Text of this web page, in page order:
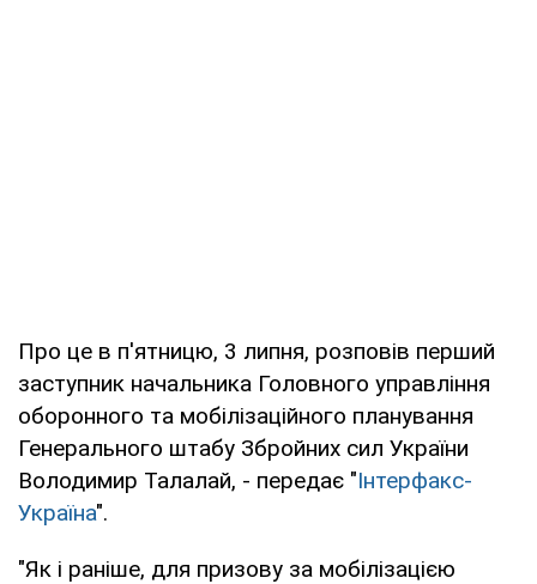
Про це в п'ятницю, 3 липня, розповів перший
заступник начальника Головного управління
оборонного та мобілізаційного планування
Генерального штабу Збройних сил України
Володимир Талалай, - передає "Інтерфакс-
Україна".
"Як і раніше, для призову за мобілізацією